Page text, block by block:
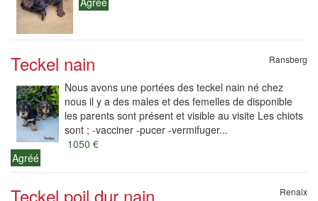
Teckel nain Ransberg
Nous avons une portées des teckel nain né chez
nous il y a des males et des femelles de disponible
les parents sont présent et visible au visite Les chiots
sont ; -vacciner -pucer -vermifuger...
1050 €
Agréé
Teckel poil dur nain Renaix